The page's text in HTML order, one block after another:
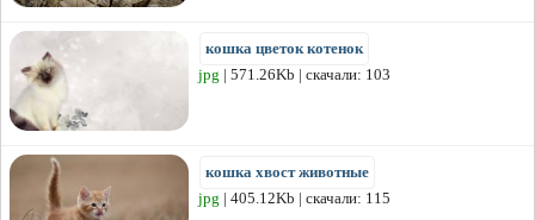
кошка цветок котенок
jpg | 571.26Kb | скачали: 103
кошка хвост животные
jpg | 405.12Kb | скачали: 115